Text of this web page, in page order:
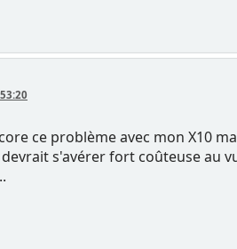
ce problème avec mon X10
s'avérer fort coûteuse au